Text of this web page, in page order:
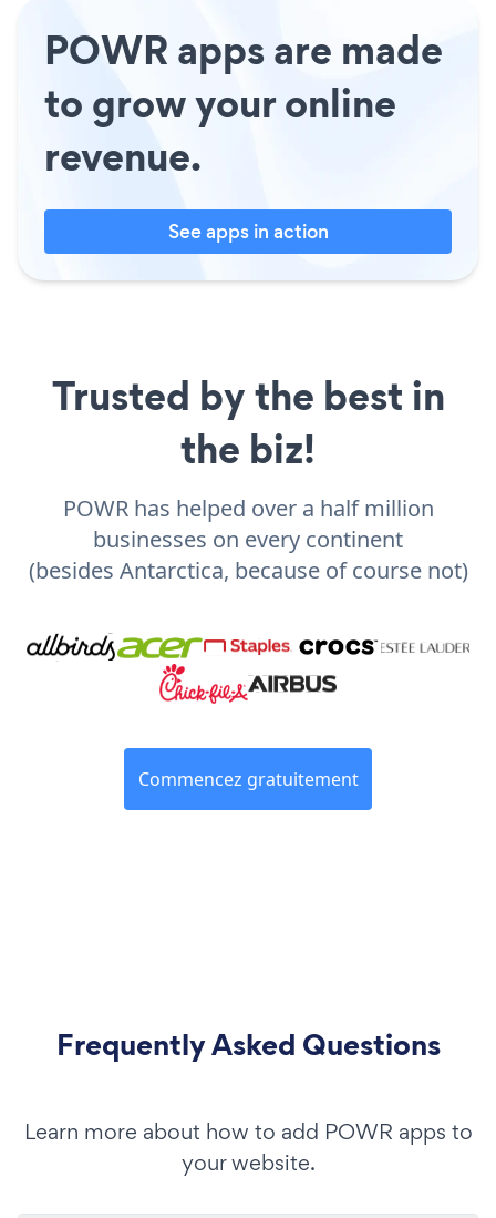
POWR apps are made
to grow your online
revenue.
See apps in action
Trusted by the best in
the biz!
POWR has helped over a half million
businesses on every continent
(besides Antarctica, because of course not)
Commencez gratuitement
Frequently Asked Questions
Learn more about how to add POWR apps to
your website.